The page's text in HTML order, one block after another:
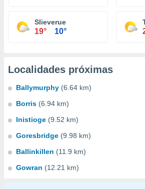
Slieverue
19° 10°
Localidades próximas
Ballymurphy (6.64 km)
Borris (6.94 km)
Inistioge (9.52 km)
Goresbridge (9.98 km)
Ballinkillen (11.9 km)
Gowran (12.21 km)